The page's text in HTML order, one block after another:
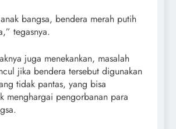
bangsa, bendera merah putih
tegasnya.
juga menekankan, masalah
jika bendera tersebut digunakan
tidak pantas, yang bisa
menghargai pengorbanan para